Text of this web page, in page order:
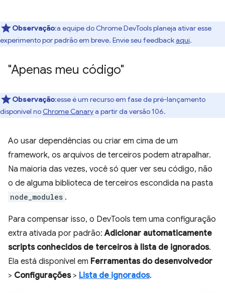
Observação:a equipe do Chrome DevTools planeja ativar esse
experimento por padrão em breve. Envie seu feedbackaqui.
"Apenas meu código"
Observação:esse é um recurso em fase de pré-lançamento
disponível no Chrome Canarya partir da versão 106.
Ao usar dependências ou criar em cima de um
framework, os arquivos de terceiros podem atrapalhar.
Na maioria das vezes, você só quer ver seu código, não
o de alguma biblioteca de terceiros escondida na pasta
node_modules .
Para compensar isso, o DevTools tem uma configuração
extra ativada por padrão:Adicionar automaticamente
scripts conhecidos de terceiros à lista de ignorados.
Ela está disponível em Ferramentas do desenvolvedor
> Configurações> Lista de ignorados.